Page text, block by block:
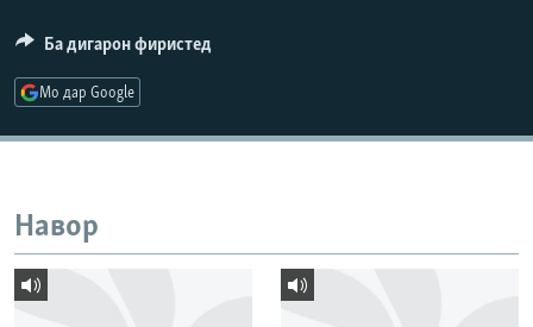
Ба дигарон фиристед
Мо дар Google
Навор